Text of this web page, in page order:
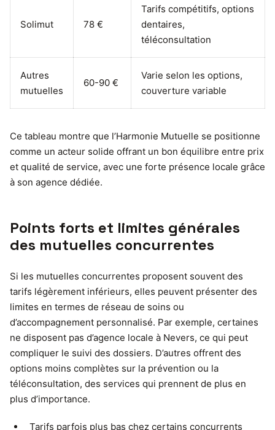
Solimut 78 €
Tarifs compétitifs, options
dentaires,
téléconsultation
Autres
mutuelles
60-90 €
Varie selon les options,
couverture variable
Ce tableau montre que l’Harmonie Mutuelle se positionne
comme un acteur solide offrant un bon équilibre entre prix
et qualité de service, avec une forte présence locale grâce
à son agence dédiée.
Points forts et limites générales
des mutuelles concurrentes
Si les mutuelles concurrentes proposent souvent des
tarifs légèrement inférieurs, elles peuvent présenter des
limites en termes de réseau de soins ou
d’accompagnement personnalisé. Par exemple, certaines
ne disposent pas d’agence locale à Nevers, ce qui peut
compliquer le suivi des dossiers. D’autres offrent des
options moins complètes sur la prévention ou la
téléconsultation, des services qui prennent de plus en
plus d’importance.
Tarifs parfois plus bas chez certains concurrents